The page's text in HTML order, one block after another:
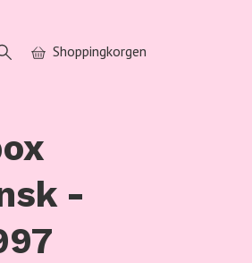
Shoppingkorgen
-